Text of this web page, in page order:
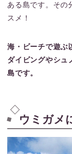
ある島です。その
スメ！
海・ビーチで遊ぶ
ダイビングやシュ
島です。
ウミガメ